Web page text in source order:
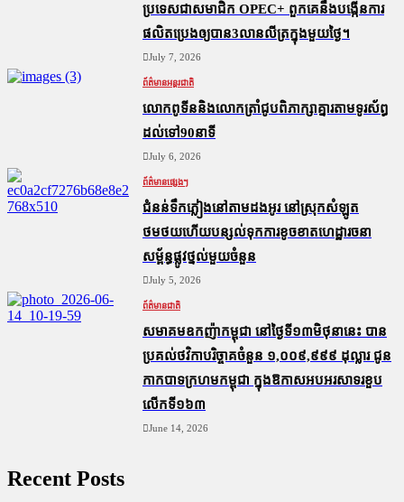
ប្រទេសជាសមាជិក OPEC+​ ពួកគេនឹងបង្កើនការ
ផលិតប្រេងឲ្យបាន3លានលីត្រក្នុងមួយថ្ងៃ។
July 7, 2026
ព័ត៌មានអន្តរជាតិ
លោកពូទីននិងលោកត្រាំជូបពិភាក្សាគ្នារតាមទូរស័ព្ធ
ដល់ទៅ90នាទី
July 6, 2026
ព័ត៌មានផ្សេងៗ
ជំនន់​ទឹកភ្លៀង​នៅ​តាម​ដងអូរ​ នៅ​ស្រុក​សំឡូត​
ថមថយ​ហើយ​បន្សល់​ទុក​ការ​ខូចខាត​ហេដ្ឋារចនា
សម្ព័ន្ធ​ផ្លូវថ្នល់​មួយ​ចំនួន
July 5, 2026
ព័ត៌មានជាតិ
សមាគមឧកញ៉ាកម្ពុជា នៅថ្ងៃទី១៣មិថុនានេះ បាន
ប្រគល់ថវិកាបរិច្ចាគចំនួន ១,០០៩,៩៩៩ ដុល្លារ ជូន
កាកបាទក្រហមកម្ពុជា ក្នុងឱកាសអបអរសាទរខួប
លើកទី១៦៣
June 14, 2026
Recent Posts